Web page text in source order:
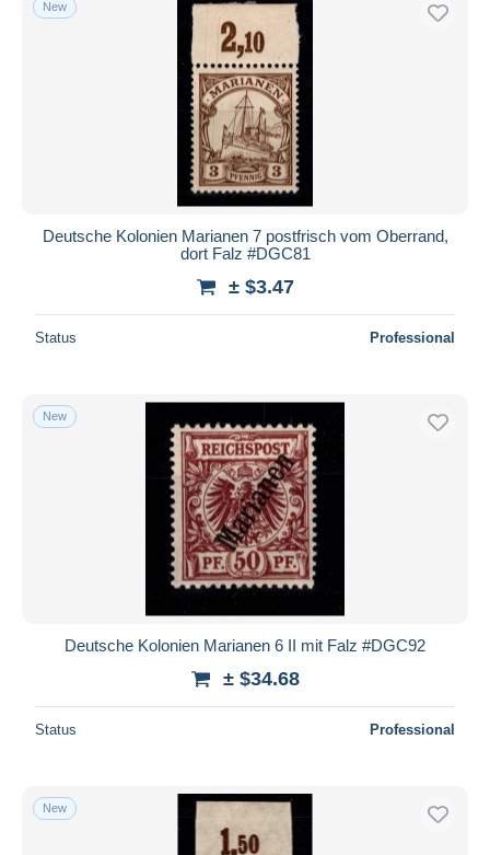
Free shipping
Bank transfer
MasterCard
Bancontact
iDeal
Seller's residence
Submit
New
Deutsche Kolonien Marianen 7 postfrisch vom Oberrand,
dort Falz #DGC81
± $3.47
Status Professional
New
Deutsche Kolonien Marianen 6 II mit Falz #DGC92
± $34.68
Status Professional
New